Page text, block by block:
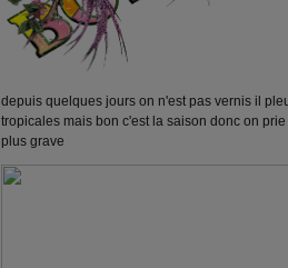
depuis quelques jours on n'est pas vernis il
tropicales mais bon c'est la saison donc on
plus grave